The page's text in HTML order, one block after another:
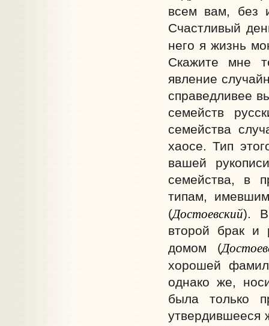
всем вам, без
Счастливый
него я жизнь
Скажите мне
явление
справедливее
семейств
семейства
хаосе. Тип
вашей
семейства, в
типам,
(Достоевский). В
второй брак и
домом (
хорошей
однако же,
была только
утвердившееся